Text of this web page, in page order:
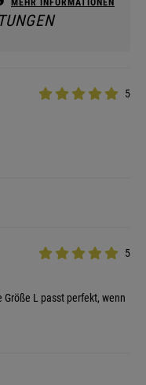
MEHR INFORMATIONEN
5
5
Größe L passt perfekt, wenn